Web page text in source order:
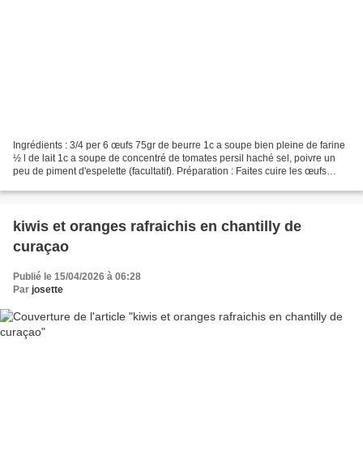
Ingrédients : 3/4 per 6 œufs 75gr de beurre 1c a soupe bien pleine de farine
½ l de lait 1c a soupe de concentré de tomates persil haché sel, poivre un
peu de piment d'espelette (facultatif). Préparation : Faites cuire les œufs
kiwis et oranges rafraichis en chantilly de
curaçao
Publié le 15/04/2026 à 06:28
Par josette